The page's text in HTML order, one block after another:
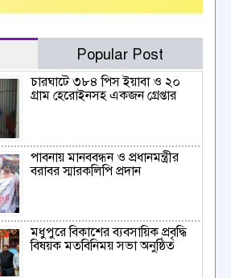
Popular Post
চারঘাটে ৩৮৪ পিস ইয়াবা ও ২০
গ্রাম হেরোইনসহ একজন গ্রেপ্তার
পাবনায় মানববন্ধন ও প্রধানমন্ত্রীর
বরাবর স্মারকলিপি প্রদান
মধুপুরে বিকাশের ব্যবসায়িক প্রবৃদ্ধি
বিষয়ক মতবিনিময় সভা অনুষ্ঠিত